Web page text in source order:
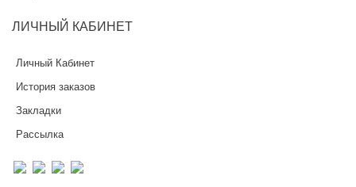
ЛИЧНЫЙ КАБИНЕТ
Личный Кабинет
История заказов
Закладки
Рассылка